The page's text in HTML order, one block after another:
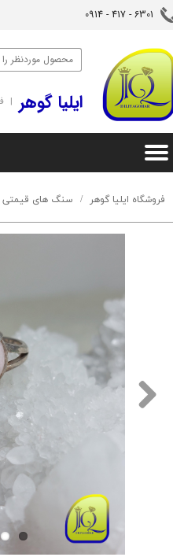
تغییر گذر واژه
سفارشات
خروج از حساب کاربری
6301 - 417 - 0914​​​​​​​
‌ایلیا گوهر |
فروشگاه ایلیا گوهر سنگ های قیمتی